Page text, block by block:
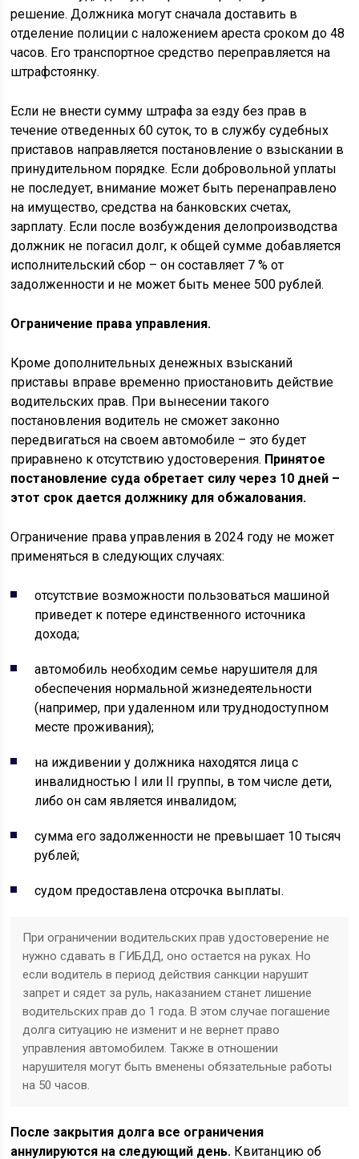
решение. Должника могут сначала доставить в
отделение полиции с наложением ареста сроком до 48
часов. Его транспортное средство переправляется на
штрафстоянку.
Если не внести сумму штрафа за езду без прав в
течение отведенных 60 суток, то в службу судебных
приставов направляется постановление о взыскании в
принудительном порядке. Если добровольной уплаты
не последует, внимание может быть перенаправлено
на имущество, средства на банковских счетах,
зарплату. Если после возбуждения делопроизводства
должник не погасил долг, к общей сумме добавляется
исполнительский сбор – он составляет 7 % от
задолженности и не может быть менее 500 рублей.
Ограничение права управления.
Кроме дополнительных денежных взысканий
приставы вправе временно приостановить действие
водительских прав. При вынесении такого
постановления водитель не сможет законно
передвигаться на своем автомобиле – это будет
приравнено к отсутствию удостоверения. Принятое
постановление суда обретает силу через 10 дней –
этот срок дается должнику для обжалования.
Ограничение права управления в 2024 году не может
применяться в следующих случаях:
отсутствие возможности пользоваться машиной
приведет к потере единственного источника
дохода;
автомобиль необходим семье нарушителя для
обеспечения нормальной жизнедеятельности
(например, при удаленном или труднодоступном
месте проживания);
на иждивении у должника находятся лица с
инвалидностью I или II группы, в том числе дети,
либо он сам является инвалидом;
сумма его задолженности не превышает 10 тысяч
рублей;
судом предоставлена отсрочка выплаты.
При ограничении водительских прав удостоверение не
нужно сдавать в ГИБДД, оно остается на руках. Но
если водитель в период действия санкции нарушит
запрет и сядет за руль, наказанием станет лишение
водительских прав до 1 года. В этом случае погашение
долга ситуацию не изменит и не вернет право
управления автомобилем. Также в отношении
нарушителя могут быть вменены обязательные работы
на 50 часов.
После закрытия долга все ограничения
аннулируются на следующий день. Квитанцию об